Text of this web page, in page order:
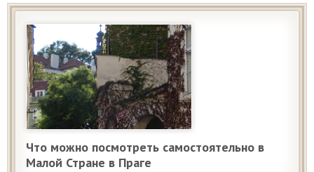
Что можно посмотреть самостоятельно в
Малой Стране в Праге